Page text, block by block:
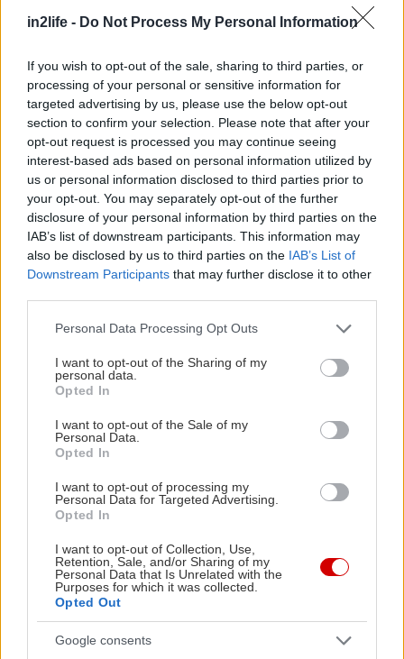
in2life - Do Not Process My Personal Information
If you wish to opt-out of the sale, sharing to third parties, or
processing of your personal or sensitive information for
targeted advertising by us, please use the below opt-out
section to confirm your selection. Please note that after your
opt-out request is processed you may continue seeing
interest-based ads based on personal information utilized by
us or personal information disclosed to third parties prior to
your opt-out. You may separately opt-out of the further
disclosure of your personal information by third parties on the
IAB’s list of downstream participants. This information may
also be disclosed by us to third parties on the IAB’s List of
Downstream Participants that may further disclose it to other
Please note that this website/app uses one or more Google
not limited to your visit or usage behaviour. You may click to
grant or deny consent to Google and its third-party tags to
use your data for below specified purposes in below Google
consent section.
Personal Data Processing Opt Outs
I want to opt-out of the Sharing of my
personal data.
Opted In
I want to opt-out of the Sale of my
Personal Data.
Opted In
I want to opt-out of processing my
Personal Data for Targeted Advertising.
Opted In
I want to opt-out of Collection, Use,
Retention, Sale, and/or Sharing of my
Personal Data that Is Unrelated with the
Purposes for which it was collected.
Opted Out
Google consents
δέρμα σου ακόμα και κάτω από την ομπρέλα. Η
χρήση αντηλιακού είναι απαραίτητη καθ' όλη τη
διάρκεια του έτους και σε όλες τις καιρικές
συνθήκες, αν θέλεις να διατηρήσεις την
ελαστικότητα και την υγεία της επιδερμίδας σου
μακροπρόθεσμα. Η σωστή αντηλιακή αγωγή
πρέπει να αντιμετωπίζεται ως μια καθημερινή
δέσμευση απέναντι στον εαυτό σου.